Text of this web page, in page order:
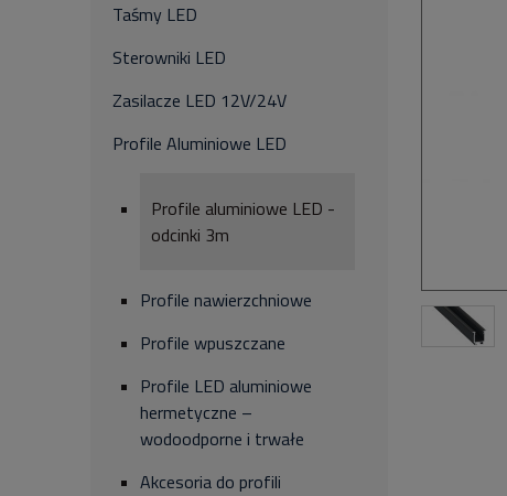
Taśmy LED
Sterowniki LED
Zasilacze LED 12V/24V
Profile Aluminiowe LED
Profile aluminiowe LED -
odcinki 3m
Profile nawierzchniowe
Profile wpuszczane
Profile LED aluminiowe
hermetyczne –
wodoodporne i trwałe
Akcesoria do profili